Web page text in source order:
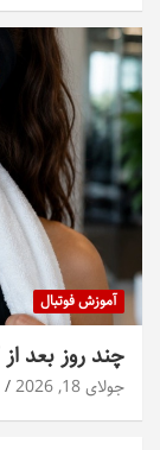
آموزش فوتبال
چند روز بعد
جولای 18, 2026